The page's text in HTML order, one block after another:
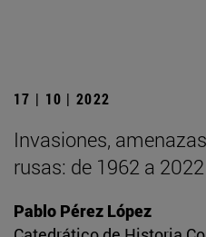
17 | 10 | 2022
Invasiones,
rusas: de 1962 a 2022
Pablo Pérez López